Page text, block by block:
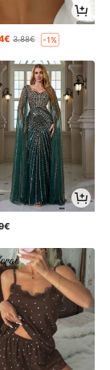
3.88€ -1%